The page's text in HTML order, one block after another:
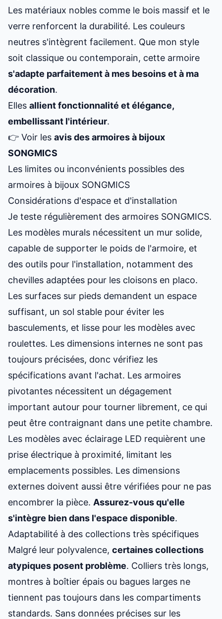
Les matériaux nobles comme le bois massif et le
verre renforcent la durabilité. Les couleurs
neutres s'intègrent facilement. Que mon style
soit classique ou contemporain, cette armoire
s'adapte parfaitement à mes besoins et à ma
décoration.
Elles allient fonctionnalité et élégance,
embellissant l'intérieur.
👉 Voir les avis des armoires à bijoux
SONGMICS
Les limites ou inconvénients possibles des
armoires à bijoux SONGMICS
Considérations d'espace et d'installation
Je teste régulièrement des armoires SONGMICS.
Les modèles murals nécessitent un mur solide,
capable de supporter le poids de l'armoire, et
des outils pour l'installation, notamment des
chevilles adaptées pour les cloisons en placo.
Les surfaces sur pieds demandent un espace
suffisant, un sol stable pour éviter les
basculements, et lisse pour les modèles avec
roulettes. Les dimensions internes ne sont pas
toujours précisées, donc vérifiez les
spécifications avant l'achat. Les armoires
pivotantes nécessitent un dégagement
important autour pour tourner librement, ce qui
peut être contraignant dans une petite chambre.
Les modèles avec éclairage LED requièrent une
prise électrique à proximité, limitant les
emplacements possibles. Les dimensions
externes doivent aussi être vérifiées pour ne pas
encombrer la pièce. Assurez-vous qu'elle
s'intègre bien dans l'espace disponible.
Adaptabilité à des collections très spécifiques
Malgré leur polyvalence, certaines collections
atypiques posent problème. Colliers très longs,
montres à boîtier épais ou bagues larges ne
tiennent pas toujours dans les compartiments
standards. Sans données précises sur les